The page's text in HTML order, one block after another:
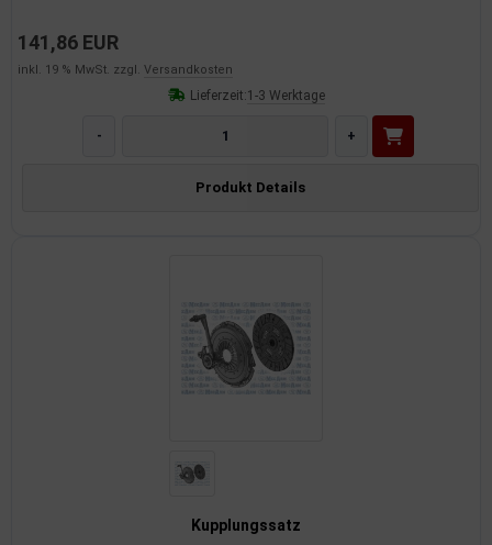
141,86 EUR
inkl. 19 % MwSt. zzgl. Versandkosten
Lieferzeit:1-3 Werktage
- +
Produkt Details
Kupplungssatz